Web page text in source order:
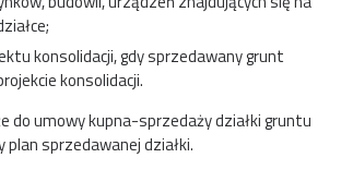
konsolidacji, gdy sprzedawany grunt
konsolidacji.
do umowy kupna-sprzedaży działki gruntu
plan sprzedawanej działki.